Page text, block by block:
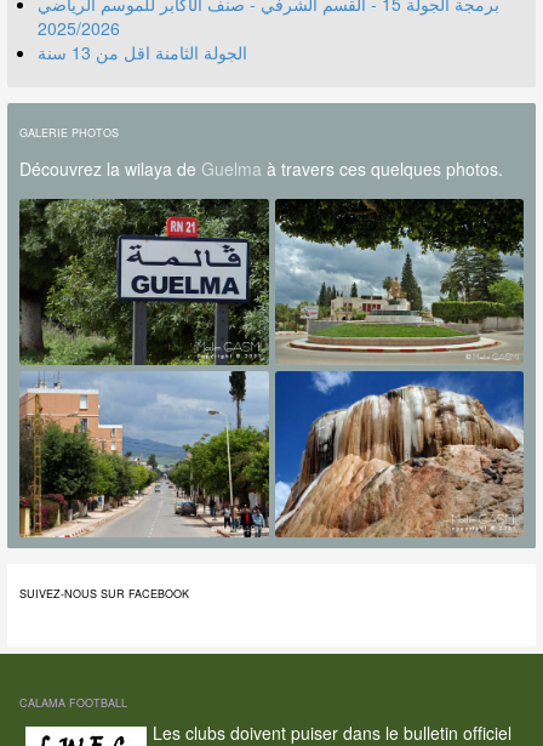
2025/2026
الجولة الثامنة اقل من 13 سنة
GALERIE PHOTOS
Découvrez la wilaya de Guelma à travers ces quelques photos.
SUIVEZ-NOUS SUR FACEBOOK
CALAMA FOOTBALL
Les clubs doivent puiser dans le bulletin officiel